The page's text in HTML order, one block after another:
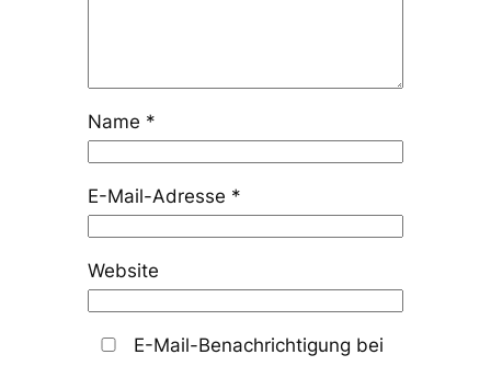
Name *
E-Mail-Adresse *
Website
E-Mail-Benachrichtigung bei